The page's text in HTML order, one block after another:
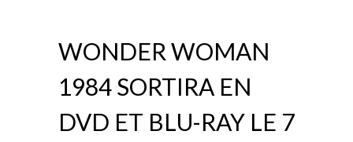
WONDER WOMAN
1984 SORTIRA EN
DVD ET BLU-RAY LE 7